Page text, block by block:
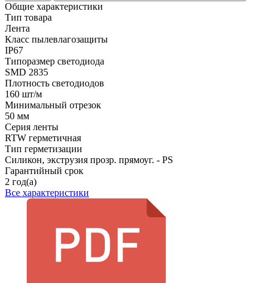
Общие характеристики
Тип товара
Лента
Класс пылевлагозащиты
IP67
Типоразмер светодиода
SMD 2835
Плотность светодиодов
160 шт/м
Минимальный отрезок
50 мм
Серия ленты
RTW герметичная
Тип герметизации
Силикон, экструзия прозр. прямоуг. - PS
Гарантийный срок
2 год(а)
Все характеристики